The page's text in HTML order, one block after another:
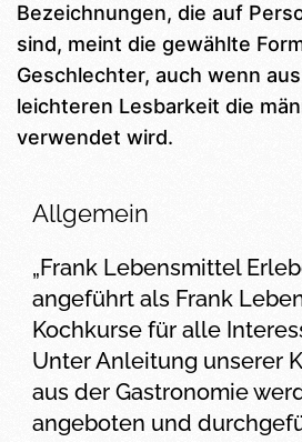
Bezeichnungen, die auf
sind, meint die gewählte
Geschlechter, auch wenn
leichteren Lesbarkeit die
verwendet wird.
Allgemein
„Frank Lebensmittel
angeführt als Frank
Kochkurse für alle
Unter Anleitung unserer
aus der Gastronomie
angeboten und